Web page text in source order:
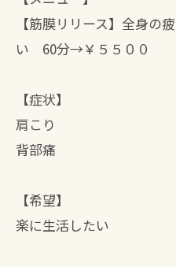
【筋膜リリース】全身の
い 60分→￥５５００
【症状】
肩こり
背部痛
【希望】
楽に生活したい